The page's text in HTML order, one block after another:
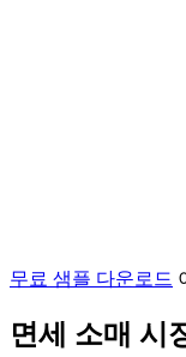
무료 샘플 다운로드
면세 소매 시